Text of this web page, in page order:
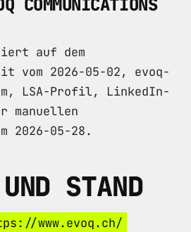
COMMUNICATIONS
auf dem
vom 2026-05-02, evoq-
LSA-Profil, LinkedIn-
manuellen
2026-05-28.
STAND
www.evoq.ch/